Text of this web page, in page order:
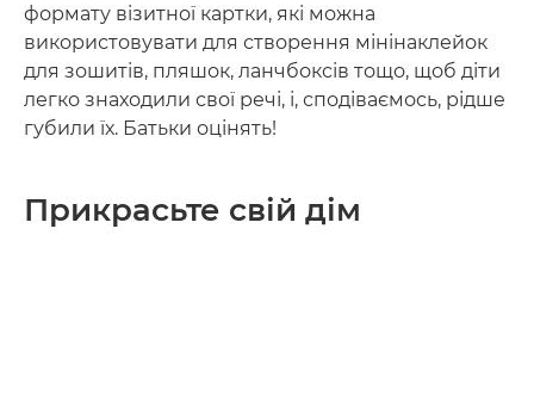
формату візитної картки, які можна
використовувати для створення мінінаклейок
для зошитів, пляшок, ланчбоксів тощо, щоб діти
легко знаходили свої речі, і, сподіваємось, рідше
губили їх. Батьки оцінять!
Прикрасьте свій дім